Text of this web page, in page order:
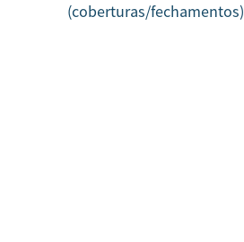
(coberturas/fechamentos)